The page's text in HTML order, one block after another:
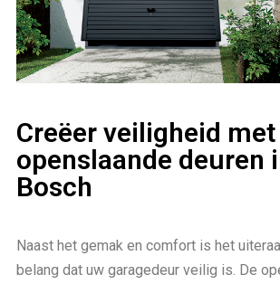
Creëer veiligheid met
openslaande deuren
Bosch
Naast het gemak en comfort is het
belang dat uw garagedeur veilig is. De